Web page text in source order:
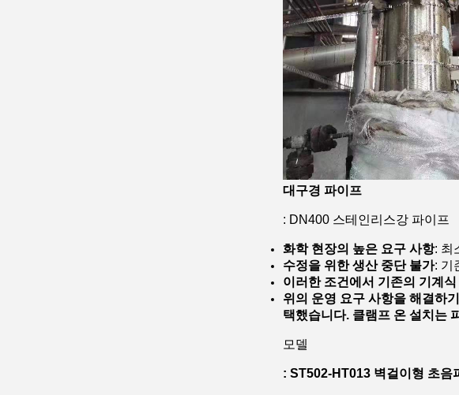
대구경 파이프
: DN400 스테인리스강 파이프
화학 현장의 높은 요구 사항: 최
수정을 위한 생산 중단 불가: 기
이러한 조건에서 기존의 기계
위의 운영 요구 사항을 해결하
택했습니다. 클램프 온 설치는
모델
: ST502-HT013 벽걸이형 초음